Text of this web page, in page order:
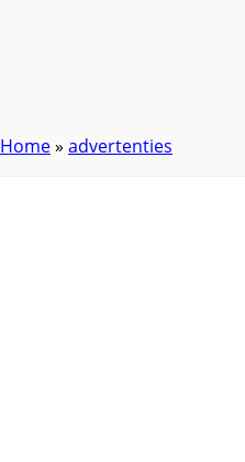
Home» advertenties